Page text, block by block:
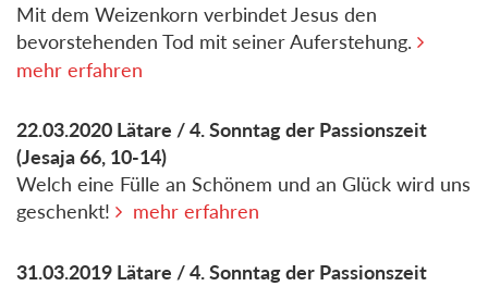
Mit dem Weizenkorn verbindet Jesus den
bevorstehenden Tod mit seiner Auferstehung.
mehr erfahren
22.03.2020 Lätare / 4. Sonntag der Passionszeit
(Jesaja 66, 10-14)
Welch eine Fülle an Schönem und an Glück wird uns
geschenkt!
mehr erfahren
31.03.2019 Lätare / 4. Sonntag der Passionszeit